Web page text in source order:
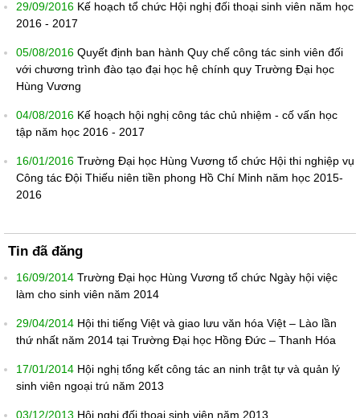
29/09/2016 Kế hoạch tổ chức Hội nghị đối thoại sinh viên năm học
2016 - 2017
05/08/2016 Quyết định ban hành Quy chế công tác sinh viên đối
với chương trình đào tạo đại học hệ chính quy Trường Đại học
Hùng Vương
04/08/2016 Kế hoạch hội nghị công tác chủ nhiệm - cố vấn học
tập năm học 2016 - 2017
16/01/2016 Trường Đại học Hùng Vương tổ chức Hội thi nghiệp vụ
Công tác Đội Thiếu niên tiền phong Hồ Chí Minh năm học 2015-
2016
Tin đã đăng
16/09/2014 Trường Đại học Hùng Vương tổ chức Ngày hội việc
làm cho sinh viên năm 2014
29/04/2014 Hội thi tiếng Việt và giao lưu văn hóa Việt – Lào lần
thứ nhất năm 2014 tại Trường Đại học Hồng Đức – Thanh Hóa
17/01/2014 Hội nghị tổng kết công tác an ninh trật tự và quản lý
sinh viên ngoại trú năm 2013
03/12/2013 Hội nghị đối thoại sinh viên năm 2013